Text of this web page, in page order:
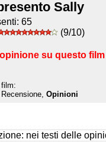
Sally
65
(9/10)
su questo film
, Recensione, Opinioni
nei testi delle